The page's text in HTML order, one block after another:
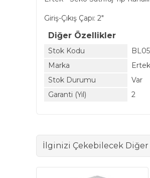
Giriş-Çıkış Çapı: 2"
Diğer Özellikler
Stok Kodu
Marka
Ertek
Stok Durumu
Var
Garanti (Yıl)
2
İlginizi Çekebilecek